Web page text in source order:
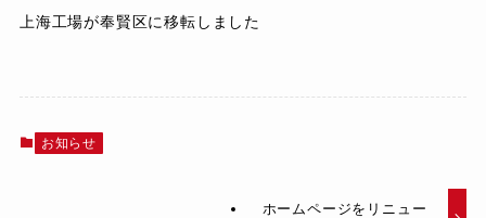
上海工場が奉賢区に移転しました
お知らせ
ホームページをリニュー